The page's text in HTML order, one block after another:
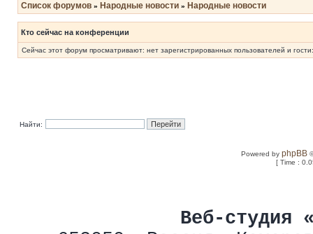
Список форумов » Народные новости » Народные новости
Кто сейчас на конференции
Сейчас этот форум просматривают: нет зарегистрированных пользователей и
Найти:
Powered byphpBB
[ Time :
Веб-студия